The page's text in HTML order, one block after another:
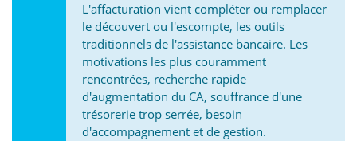
L'affacturation vient compléter ou remplacer
le découvert ou l'escompte, les outils
traditionnels de l'assistance bancaire. Les
motivations les plus couramment
rencontrées, recherche rapide
d'augmentation du CA, souffrance d'une
trésorerie trop serrée, besoin
d'accompagnement et de gestion.